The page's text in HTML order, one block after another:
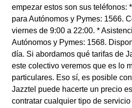
empezar estos son sus teléfonos:
para Autónomos y Pymes: 1566.
viernes de 9:00 a 22:00. *
Autónomos y Pymes: 1568.
día. Si abordamos qué tarifas de
este colectivo veremos que es lo
particulares. Eso sí, es posible
Jazztel puede hacerte un precio
contratar cualquier tipo de